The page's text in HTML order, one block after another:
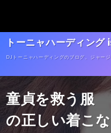
トーニャハーディン
DJトーニャハーディングのブログ。ジャ
童貞を救う服
の正しい着こ